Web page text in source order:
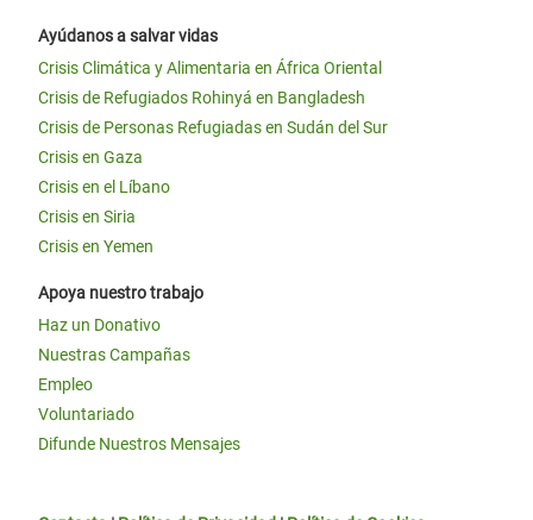
Ayúdanos a salvar vidas
Crisis Climática y Alimentaria en África Oriental
Crisis de Refugiados Rohinyá en Bangladesh
Crisis de Personas Refugiadas en Sudán del Sur
Crisis en Gaza
Crisis en el Líbano
Crisis en Siria
Crisis en Yemen
Apoya nuestro trabajo
Haz un Donativo
Nuestras Campañas
Empleo
Voluntariado
Difunde Nuestros Mensajes